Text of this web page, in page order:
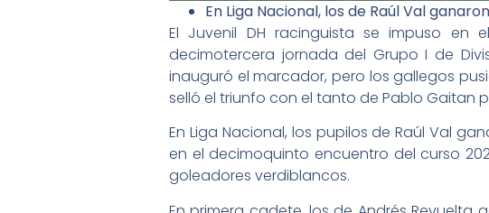
En Liga Nacional, los de Raúl Val
El Juvenil DH racinguista se impuso en
decimotercera jornada del Grupo I de
inauguró el marcador, pero los gallegos
selló el triunfo con el tanto de Pablo Gaitan
En Liga Nacional, los pupilos de Raúl Val
en el decimoquinto encuentro del curso
goleadores verdiblancos.